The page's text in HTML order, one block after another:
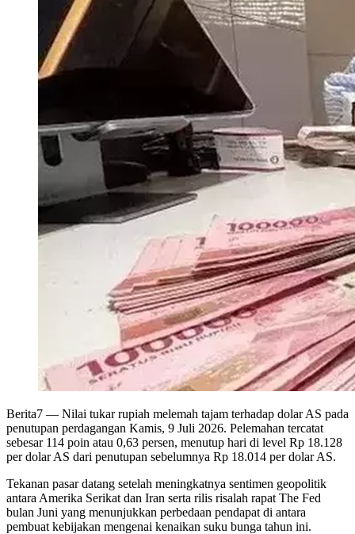
Berita7 — Nilai tukar rupiah melemah tajam terhadap dolar AS pada
penutupan perdagangan Kamis, 9 Juli 2026. Pelemahan tercatat
sebesar 114 poin atau 0,63 persen, menutup hari di level Rp 18.128
per dolar AS dari penutupan sebelumnya Rp 18.014 per dolar AS.
Tekanan pasar datang setelah meningkatnya sentimen geopolitik
antara Amerika Serikat dan Iran serta rilis risalah rapat The Fed
bulan Juni yang menunjukkan perbedaan pendapat di antara
pembuat kebijakan mengenai kenaikan suku bunga tahun ini.